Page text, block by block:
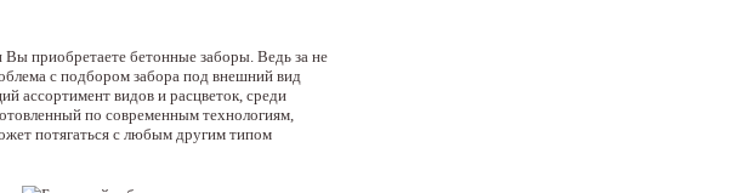
Вы приобретаете бетонные заборы. Ведь за не
с подбором забора под внешний вид
ассортимент видов и расцветок, среди
по современным технологиям,
потягаться с любым другим типом